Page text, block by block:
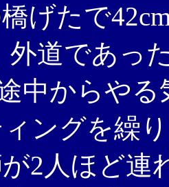
げたで
外道であっ
中からや
ングを繰
2人ほど連